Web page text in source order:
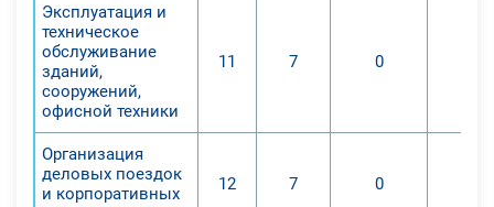
внутрихозяйственных резервов.
Эксплуатация и
техническое
обслуживание
зданий,
сооружений,
офисной техники
11 7 0
Организация
деловых поездок
и корпоративных
12 7 0